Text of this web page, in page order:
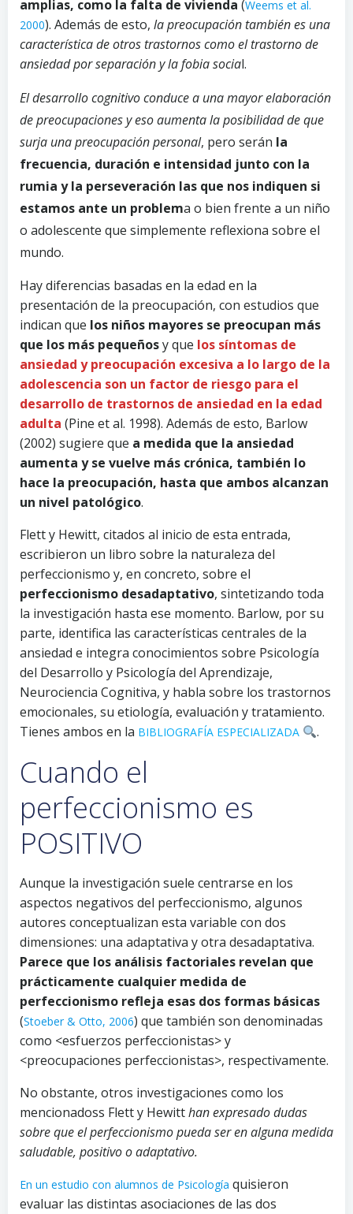
amplias, como la falta de vivienda (Weems et al.
2000). Además de esto, la preocupación también es una
característica de otros trastornos como el trastorno de
ansiedad por separación y la fobia social.
El desarrollo cognitivo conduce a una mayor elaboración
de preocupaciones y eso aumenta la posibilidad de que
surja una preocupación personal, pero serán la
frecuencia, duración e intensidad junto con la
rumia y la perseveración las que nos indiquen si
estamos ante un problema o bien frente a un niño
o adolescente que simplemente reflexiona sobre el
mundo.
Hay diferencias basadas en la edad en la
presentación de la preocupación, con estudios que
indican que los niños mayores se preocupan más
que los más pequeñosy que los síntomas de
ansiedad y preocupación excesiva a lo largo de la
adolescencia son un factor de riesgo para el
desarrollo de trastornos de ansiedad en la edad
adulta (Pine et al. 1998). Además de esto, Barlow
(2002) sugiere que a medida que la ansiedad
aumenta y se vuelve más crónica, también lo
hace la preocupación, hasta que ambos alcanzan
un nivel patológico.
Flett y Hewitt, citados al inicio de esta entrada,
escribieron un libro sobre la naturaleza del
perfeccionismo y, en concreto, sobre el
perfeccionismo desadaptativo, sintetizando toda
la investigación hasta ese momento. Barlow, por su
parte, identifica las características centrales de la
ansiedad e integra conocimientos sobre Psicología
del Desarrollo y Psicología del Aprendizaje,
Neurociencia Cognitiva, y habla sobre los trastornos
emocionales, su etiología, evaluación y tratamiento.
Tienes ambos en la BIBLIOGRAFÍA ESPECIALIZADA .
Cuando el
perfeccionismo es
POSITIVO
Aunque la investigación suele centrarse en los
aspectos negativos del perfeccionismo, algunos
autores conceptualizan esta variable con dos
dimensiones: una adaptativa y otra desadaptativa.
Parece que los análisis factoriales revelan que
prácticamente cualquier medida de
perfeccionismo refleja esas dos formas básicas
(Stoeber & Otto, 2006) que también son denominadas
como <esfuerzos perfeccionistas> y
<preocupaciones perfeccionistas>, respectivamente.
No obstante, otros investigaciones como los
mencionadoss Flett y Hewitthan expresado dudas
sobre que el perfeccionismo pueda ser en alguna medida
saludable, positivo o adaptativo.
En un estudio con alumnos de Psicología quisieron
evaluar las distintas asociaciones de las dos